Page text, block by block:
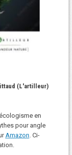
(L'artilleur)
en
pour angle
Amazon. Ci-